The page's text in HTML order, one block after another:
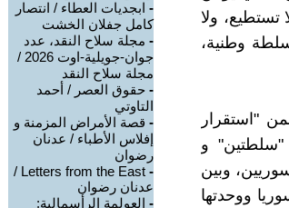
تستطيع، ولا
وطنية،
"استقرار
"سلطتين" و
وبين
ووحدتها
- ابجديات العطاء / انتصار
كامل جفلان الخشت
- مجلة سلاح النقد، عدد
جوان-جويلية-اوت 2026 /
مجلة سلاح النقد
- حقوق العصر / أحمد
التاوتي
- قصة الأمراض المزمنة و
إفلاس الأطباء / عدنان
رضوان
-
Letters from the East /
عدنان رضوان
- العولمة الرأسمالية: